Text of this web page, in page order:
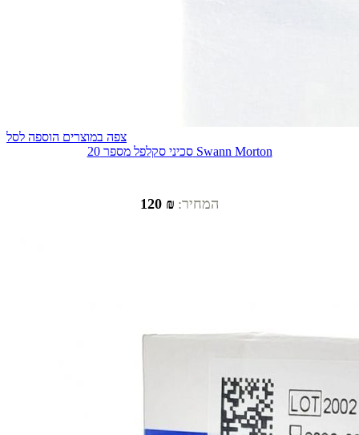
צפה במוצרים הוספה לסל
סכיני סקלפל מספר 20 Swann Morton
המחיר: ₪ 120